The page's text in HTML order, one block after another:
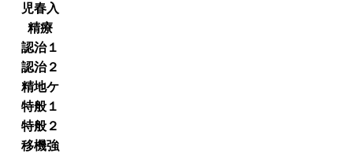
児春入
精療
認治１
認治２
精地ケ
特般１
特般２
移機強